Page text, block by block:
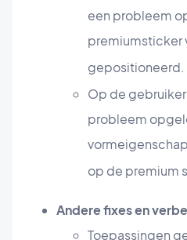
een probleem
premiumsticker
gepositioneerd.
Op de
probleem
op de premium
Andere fixes en
Toepassingen